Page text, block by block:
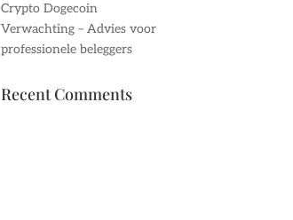
Crypto Dogecoin
Verwachting – Advies voor
professionele beleggers
Recent Comments